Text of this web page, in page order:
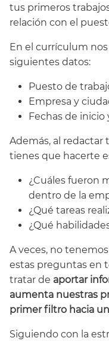
tus primeros
relación con el
En el currículum
siguientes datos:
Puesto de
Empresa y
Fechas de inicio
Además, al redactar
tienes que hacerte
¿Cuáles fueron
dentro de la
¿Qué tareas
¿Qué
A veces, no
estas preguntas en
tratar de aportar
aumenta nuestras
primer filtro hacia
Siguiendo con la